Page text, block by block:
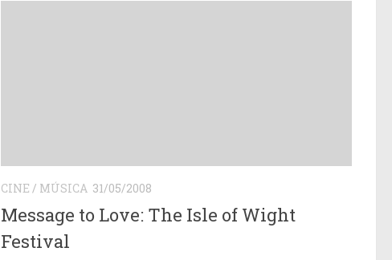
CINE / MÚSICA 31/05/2008
Message to Love: The Isle of Wight
Festival